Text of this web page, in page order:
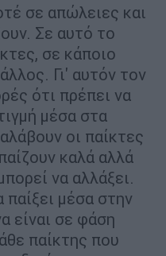
σε απώλειες και
Σε αυτό το
σε κάποιο
Γι' αυτόν τον
ότι πρέπει να
μέσα στα
οι παίκτες
καλά αλλά
να αλλάξει.
παίξει μέσα στην
είναι σε φάση
παίκτης που